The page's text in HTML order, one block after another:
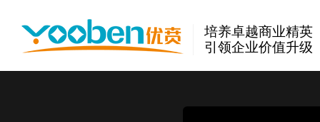
培养卓越商业精英
引领企业价值升级